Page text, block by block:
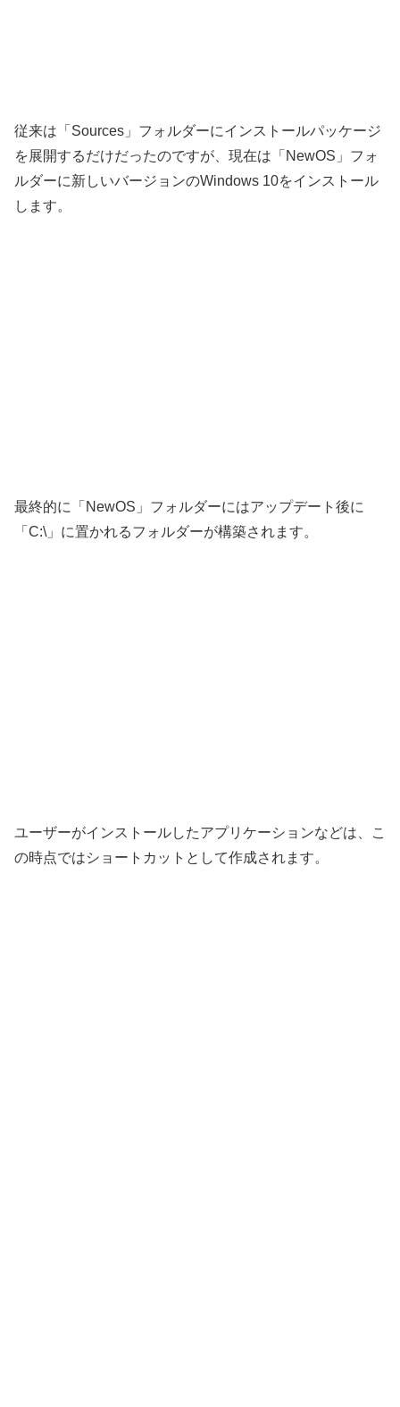
従来は「Sources」フォルダーにインストールパッケージ
を展開するだけだったのですが、現在は「NewOS」フォ
ルダーに新しいバージョンのWindows 10をインストール
します。
最終的に「NewOS」フォルダーにはアップデート後に
「C:\」に置かれるフォルダーが構築されます。
ユーザーがインストールしたアプリケーションなどは、こ
の時点ではショートカットとして作成されます。